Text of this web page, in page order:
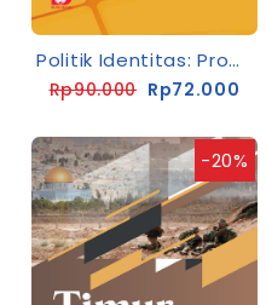
Politik Identitas: Problematika Dan Paradigma, Solusi Keetnisan Versus Keindonesia Di Aceh, Riau, Bali Dan Papua
Rp90.000 Rp72.000
-20%